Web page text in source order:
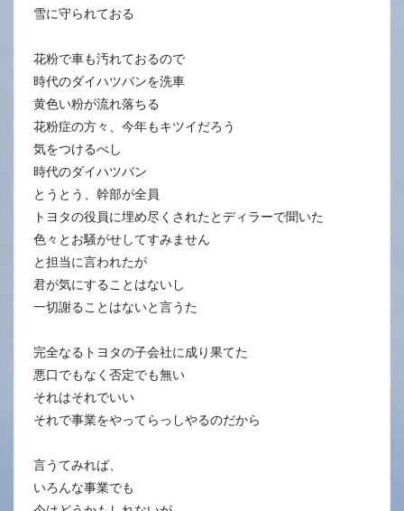
雪に守られておる
花粉で車も汚れておるので
時代のダイハツバンを洗車
黄色い粉が流れ落ちる
花粉症の方々、今年もキツイだろう
気をつけるべし
時代のダイハツバン
とうとう、幹部が全員
トヨタの役員に埋め尽くされたとディラーで聞いた
色々とお騒がせしてすみません
と担当に言われたが
君が気にすることはないし
一切謝ることはないと言うた
完全なるトヨタの子会社に成り果てた
悪口でもなく否定でも無い
それはそれでいい
それで事業をやってらっしやるのだから
言うてみれば、
いろんな事業でも